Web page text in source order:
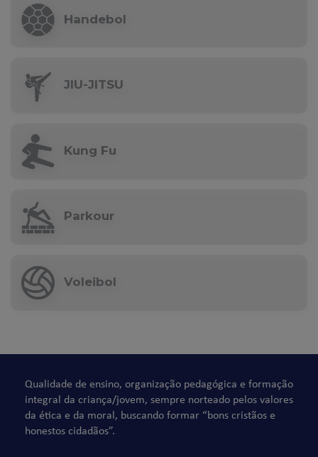
Handebol
JIU-JITSU
Kung Fu
Parkour
Voleibol
Qualidade de ensino, organização pedagógica e formação
integral da criança/jovem, sempre norteado pelos valores
da ética e da moral, buscando formar “bons cristãos e
honestos cidadãos”.